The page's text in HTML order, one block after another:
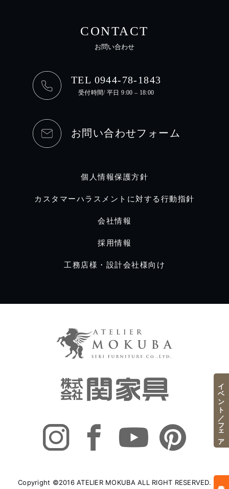
CONTACT
お問い合わせ
TEL 0944-78-1843
受付時間/ 平日 9:00 – 18:00
お問い合わせフォーム
個人情報保護方針
カスタマーハラスメントに対する行動指針
会社情報
採用情報
工務店様・設計会社様向け
Copyright ©2016 ATELIER MOKUBA ALL RIGHT RESERVED.
イベント／フェア